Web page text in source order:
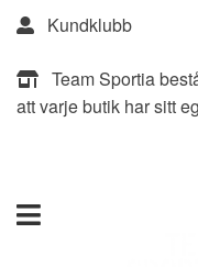
Kundklubb
Team Sportia
att varje butik har sitt